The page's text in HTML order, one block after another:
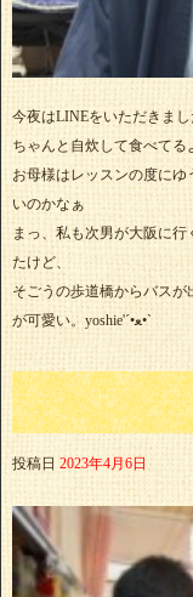
今夜はLINEをいただきまし
ちゃんと自炊して食べてる
お母様はレッスンの度に
いのかなぁ
まっ、私も次男が大阪に
たけど、
そごうの歩道橋からバス
が可愛い。yoshie'‎´•ﻌ•`
投稿日 2023年4月6日